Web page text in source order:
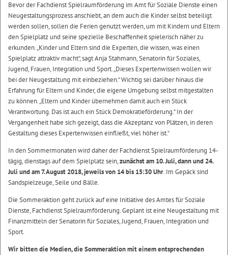
Bevor der Fachdienst Spielraumförderung im Amt für Soziale Dienste einen
Neugestaltungsprozess anschiebt, an dem auch die Kinder selbst beteiligt
werden sollen, sollen die Ferien genutzt werden, um mit Kindern und Eltern
den Spielplatz und seine spezielle Beschaffenheit spielerisch näher zu
erkunden. „Kinder und Eltern sind die Experten, die wissen, was einen
Spielplatz attraktiv macht“, sagt Anja Stahmann, Senatorin für Soziales,
Jugend, Frauen, Integration und Sport. „Dieses Expertenwissen wollen wir
bei der Neugestaltung mit einbeziehen.“ Wichtig sei darüber hinaus die
Erfahrung für Eltern und Kinder, die eigene Umgebung selbst mitgestalten
zu können. „Eltern und Kinder übernehmen damit auch ein Stück
Verantwortung. Das ist auch ein Stück Demokratieförderung.“ In der
Vergangenheit habe sich gezeigt, dass die Akzeptanz von Plätzen, in deren
Gestaltung dieses Expertenwissen einfließt, viel höher ist.“
In den Sommermonaten wird daher der Fachdienst Spielraumförderung 14-
tägig, dienstags auf dem Spielplatz sein,zunächst am 10. Juli, dann und 24.
Juli und am 7. August 2018, jeweils von 14 bis 15:30 Uhr. Im Gepäck sind
Sandspielzeuge, Seile und Bälle.
Die Sommeraktion geht zurück auf eine Initiative des Amtes für Soziale
Dienste, Fachdienst Spielraumförderung. Geplant ist eine Neugestaltung mit
Finanzmitteln der Senatorin für Soziales, Jugend, Frauen, Integration und
Sport.
Wir bitten die Medien, die Sommeraktion mit einem entsprechenden